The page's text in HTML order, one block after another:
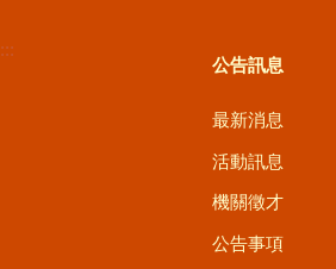
:::
公告訊息
最新消息
活動訊息
機關徵才
公告事項